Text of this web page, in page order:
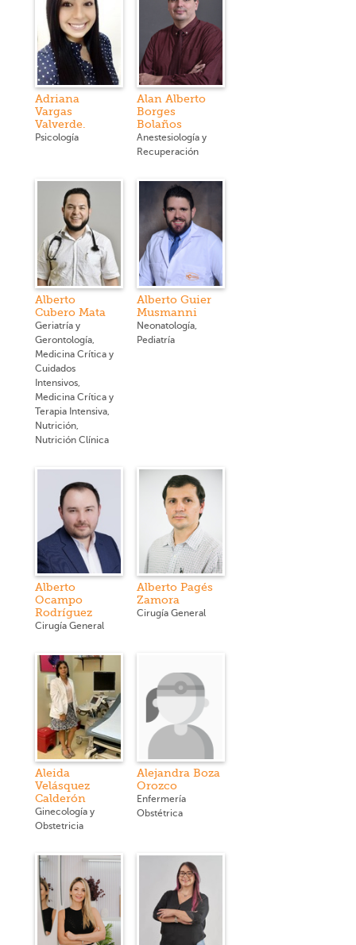
Adriana
Vargas
Valverde.
Psicología
Alan Alberto
Borges
Bolaños
Anestesiología y
Recuperación
Alberto
Cubero Mata
Geriatría y
Gerontología,
Medicina Crítica y
Cuidados
Intensivos,
Medicina Crítica y
Terapia Intensiva,
Nutrición,
Nutrición Clínica
Alberto Guier
Musmanni
Neonatología,
Pediatría
Alberto
Ocampo
Rodríguez
Cirugía General
Alberto Pagés
Zamora
Cirugía General
Aleida
Velásquez
Calderón
Ginecología y
Obstetricia
Alejandra Boza
Orozco
Enfermería
Obstétrica